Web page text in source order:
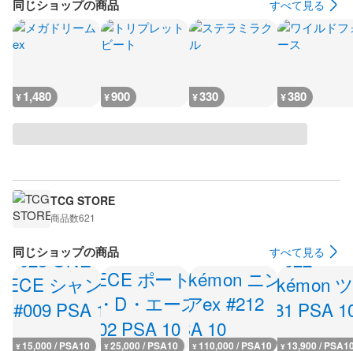
同じショップの商品 すべて見る
¥1,480 ¥900 ¥330 ¥380
TCG STORE
商品数621
同じショップの商品 すべて見る
¥ 15,000 / PSA10 ¥25,000 / PSA10 ¥ 110,000 / PSA10 ¥ 13,900 /